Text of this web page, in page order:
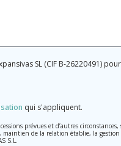
SL (CIF B-26220491)
qui s'appliquent.
prévues et d’autres
de la relation établie, la
S.L.